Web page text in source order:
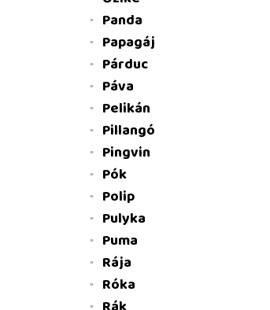
Panda
Papagáj
Párduc
Páva
Pelikán
Pillangó
Pingvin
Pók
Polip
Pulyka
Puma
Rája
Róka